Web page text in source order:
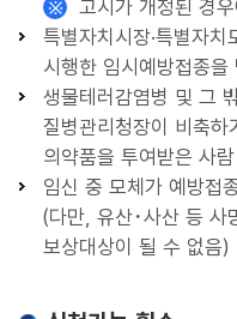
고시가 개정된 경
특별자치시장·특별자치
시행한 임시예방접종을
생물테러감염병 및 그
질병관리청장이 비축
의약품을 투여받은 사람
임신 중 모체가 예방접
(다만, 유산･사산 등 사
보상대상이 될 수 없음)